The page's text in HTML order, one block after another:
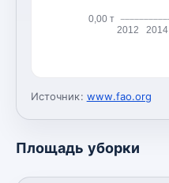
0,00 т
2012 2014
Источник: www.fao.org
Площадь уборки